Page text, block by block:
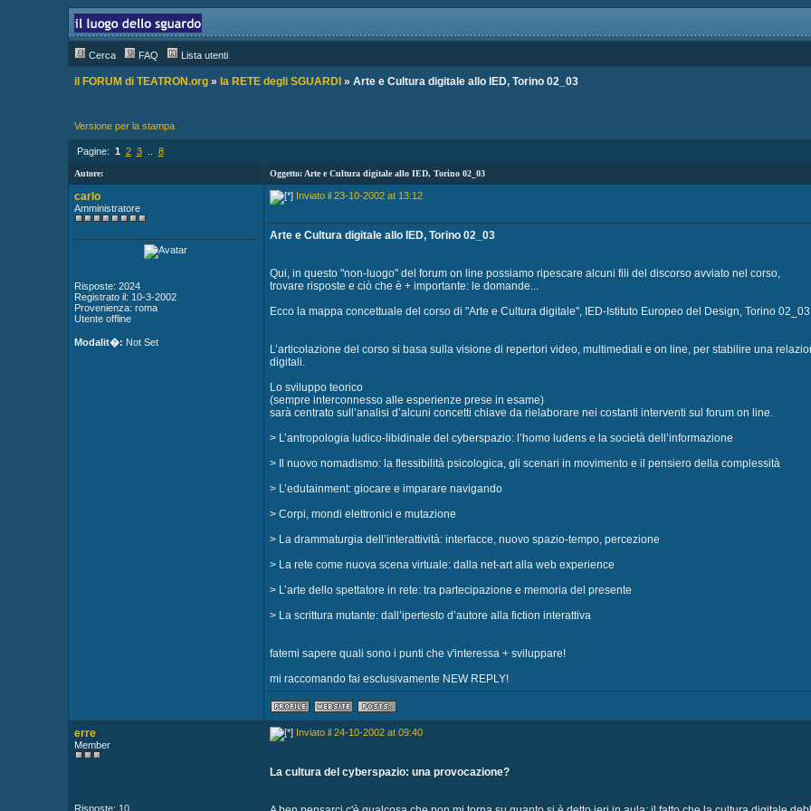
Cerca FAQ Lista utenti
il FORUM di TEATRON.org» la RETE degli SGUARDI » Arte e Cultura digitale allo IED, Torino 02_03
Versione per la stampa
Pagine: 1 2 3.. 8
Autore: Oggetto: Arte e Cultura digitale allo IED, Torino 02_03
carlo
Amministratore
Risposte: 2024
Registrato il: 10-3-2002
Provenienza: roma
Utente offline
Modalit�: Not Set
Inviato il 23-10-2002 at 13:12
Arte e Cultura digitale allo IED, Torino 02_03
Qui, in questo "non-luogo" del forum on line possiamo ripescare alcuni fili del discorso avviato nel corso,
trovare risposte e ciò che è + importante: le domande...
Ecco la mappa concettuale del corso di "Arte e Cultura digitale", IED-Istituto Europeo del Design, Torino 02_03
L’articolazione del corso si basa sulla visione di repertori video, multimediali e on line, per stabilire una
digitali.
Lo sviluppo teorico
(sempre interconnesso alle esperienze prese in esame)
sarà centrato sull’analisi d’alcuni concetti chiave da rielaborare nei costanti interventi sul forum on line.
> L’antropologia ludico-libidinale del cyberspazio: l’homo ludens e la società dell’informazione
> Il nuovo nomadismo: la flessibilità psicologica, gli scenari in movimento e il pensiero della complessità
> L’edutainment: giocare e imparare navigando
> Corpi, mondi elettronici e mutazione
> La drammaturgia dell’interattività: interfacce, nuovo spazio-tempo, percezione
> La rete come nuova scena virtuale: dalla net-art alla web experience
> L’arte dello spettatore in rete: tra partecipazione e memoria del presente
> La scrittura mutante: dall’ipertesto d’autore alla fiction interattiva
fatemi sapere quali sono i punti che v'interessa + sviluppare!
mi raccomando fai esclusivamente NEW REPLY!
erre
Member
Risposte: 10
Inviato il 24-10-2002 at 09:40
La cultura del cyberspazio: una provocazione?